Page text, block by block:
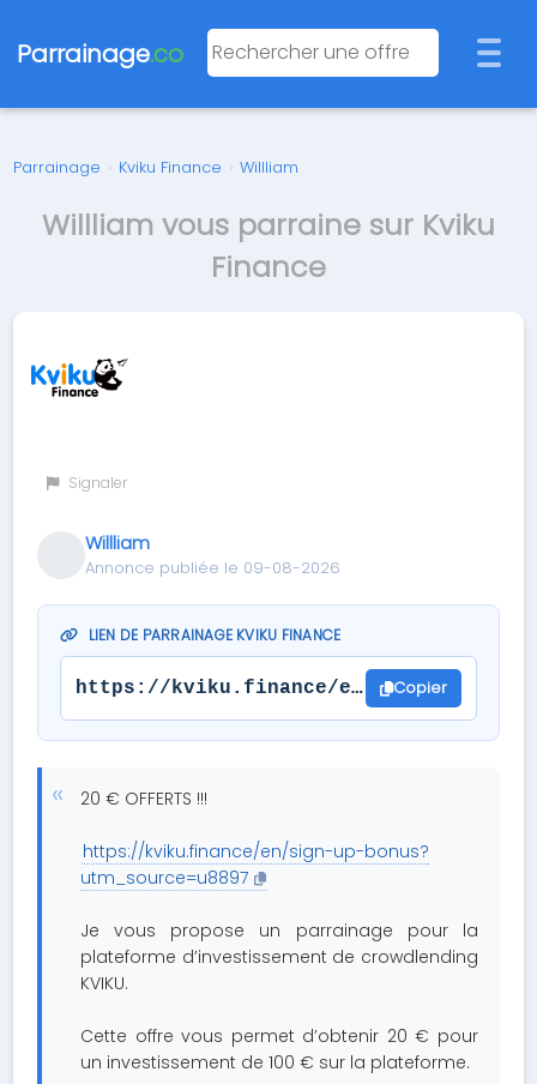
Parrainage.co
Parrainage › Kviku Finance › Willliam
Willliam vous parraine sur Kviku
Finance
Signaler
Willliam
Annonce publiée le 09-08-2026
LIEN DE PARRAINAGE KVIKU FINANCE
https://kviku.finance/en/sign-up-
Copier
20 € OFFERTS !!!
https://kviku.finance/en/sign-up-bonus?
utm_source=u8897
Je vous propose un parrainage pour la
plateforme d’investissement de crowdlending
KVIKU.
Cette offre vous permet d’obtenir 20 € pour
un investissement de 100 € sur la plateforme.